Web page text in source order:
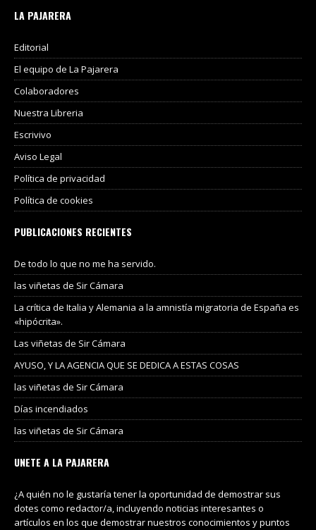
LA PAJARERA
Editorial
El equipo de La Pajarera
Colaboradores
Nuestra Libreria
Escrivivo
Aviso Legal
Política de privacidad
Política de cookies
PUBLICACIONES RECIENTES
De todo lo que no me ha servido.
las viñetas de Sir Cámara
La crítica de Italia y Alemania a la amnistía migratoria de España es
«hipócrita».
Las viñetas de Sir Cámara
AYUSO, Y LA AGENCIA QUE SE DEDICA A ESTAS COSAS
las viñetas de Sir Cámara
Días incendiados
las viñetas de Sir Cámara
UNETE A LA PAJARERA
¿A quién no le gustaría tener la oportunidad de demostrar sus
dotes como redactor/a, incluyendo noticias interesantes o
artículos en los que demostrar nuestros conocimientos y puntos